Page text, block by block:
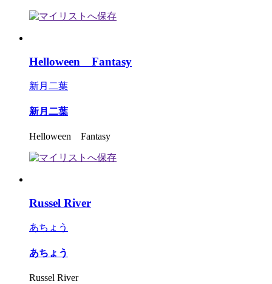
Helloween Fantasy
新月二葉
新月二葉
Helloween Fantasy
Russel River
あちょう
あちょう
Russel River